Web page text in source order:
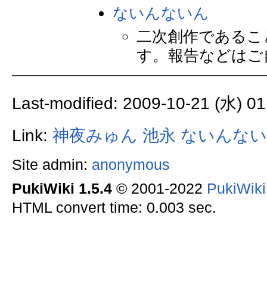
ないんないん
二次創作である
す。報告などは
Last-modified: 2009-10-21 (水)
Link: 神夜みゅん 池永 ないんな
Site admin: anonymous
PukiWiki 1.5.4© 2001-2022
HTML convert time: 0.003 sec.